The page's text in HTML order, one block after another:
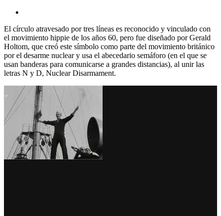
El círculo atravesado por tres líneas es reconocido y vinculado con
el movimiento hippie de los años 60, pero fue diseñado por Gerald
Holtom, que creó este símbolo como parte del movimiento británico
por el desarme nuclear y usa el abecedario semáforo (en el que se
usan banderas para comunicarse a grandes distancias), al unir las
letras N y D, Nuclear Disarmament.